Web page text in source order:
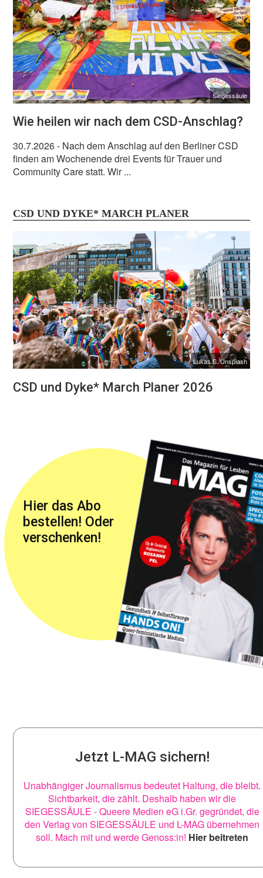
Siegessäule
Wie heilen wir nach dem CSD-Anschlag?
30.7.2026- Nach dem Anschlag auf den Berliner CSD
finden am Wochenende drei Events für Trauer und
Community Care statt. Wir ...
CSD UND DYKE* MARCH PLANER
Lukas S./Unsplash
CSD und Dyke* March Planer 2026
Hier das Abo
bestellen! Oder
verschenken!
Jetzt L-MAG sichern!
Unabhängiger Journalismus bedeutet Haltung, die bleibt.
Sichtbarkeit, die zählt. Deshalb haben wir die
SIEGESSÄULE - Queere Medien eG i.Gr. gegründet, die
den Verlag von SIEGESSÄULE und L-MAG übernehmen
soll. Mach mit und werde Genoss:in! Hier beitreten